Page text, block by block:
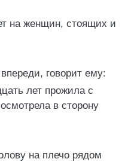
на женщин, стоящих и
говорит ему:
лет прожила с
в сторону
на плечо рядом